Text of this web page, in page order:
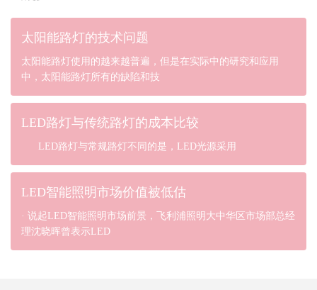
太阳能路灯的技术问题
太阳能路灯使用的越来越普遍，但是在实际中的研究和应用
中，太阳能路灯所有的缺陷和技
LED路灯与传统路灯的成本比较
LED路灯与常规路灯不同的是，LED光源采用
LED智能照明市场价值被低估
· 说起LED智能照明市场前景，飞利浦照明大中华区市场部总经
理沈晓晖曾表示LED